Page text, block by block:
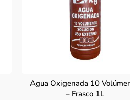
Agua Oxigenada 10
– Frasco 1L